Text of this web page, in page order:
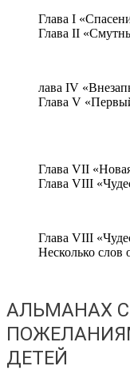
Глава I
Глава II
лава IV
Глава V
Глава VII
Глава VIII
Глава VIII
Несколько слов
АЛЬМАНАХ
ДЕТЕЙ